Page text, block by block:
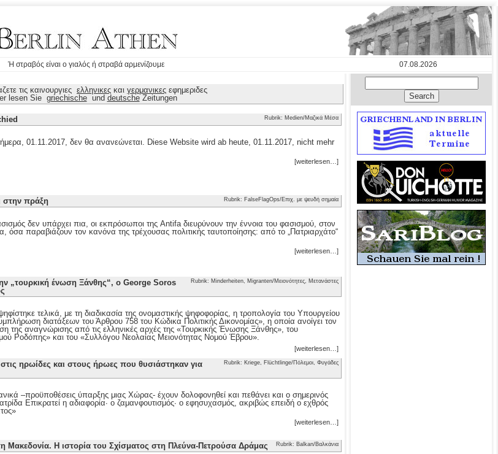
Ή στραβός είναι ο γιαλός ή στραβά αρμενίζουμε
07.08.2026
τις καινουργιες ελληνικες και γερμανικες εφημεριδες
lesen Sie griechischeund deutscheZeitungen
Rubrik: Medien/Μαζικά Μέσα
01.11.2017, δεν θα ανανεώνεται. Diese Website wird ab heute, 01.11.2017, nicht mehr
[weiterlesen…]
Rubrik: FalseFlagOps/Επιχ. με ψευδή σημαία
στην πράξη
δεν υπάρχει πια, οι εκπρόσωποι της Antifa διευρύνουν την έννοια του φασισμού, στον
όσα παραβιάζουν τον κανόνα της τρέχουσας πολιτικής ταυτοποίησης: από το „Πατριαρχάτο“
[weiterlesen…]
Rubrik: Minderheiten, Migranten/Μειονότητες, Μετανάστες
„τουρκική ένωση Ξάνθης“, ο George Soros
τελικά, με τη διαδικασία της ονομαστικής ψηφοφορίας, η τροπολογία του Υπουργείου
διατάξεων του Άρθρου 758 του Κώδικα Πολιτικής Δικονομίας», η οποία ανοίγει τον
της αναγνώρισης από τις ελληνικές αρχές της «Τουρκικής Ένωσης Ξάνθης», του
Ροδόπης» και του «Συλλόγου Νεολαίας Μειονότητας Νομού Έβρου».
[weiterlesen…]
Rubrik: Kriege, Flüchtlinge/Πόλεμοι, Φυγάδες
ηρωίδες και στους ήρωες που θυσιάστηκαν για
–προϋποθέσεις ύπαρξης μιας Χώρας- έχουν δολοφονηθεί και πεθάνει και ο σημερινός
Επικρατεί η αδιαφορία· ο ζαμανφουτισμός· ο εφησυχασμός, ακριβώς επειδή ο εχθρός
[weiterlesen…]
Rubrik: Balkan/Βαλκάνια
Μακεδονία. Η ιστορία του Σχίσματος στη Πλεύνα-Πετρούσα Δράμας